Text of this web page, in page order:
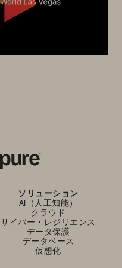
ソリューション
AI（人工知能）
クラウド
サイバー・レジリエンス
データ保護
データベース
仮想化